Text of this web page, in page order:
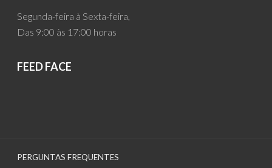
Segunda-feira à Sexta-feira,
Das 9:00 às 17:00 horas
FEED FACE
PERGUNTAS FREQUENTES